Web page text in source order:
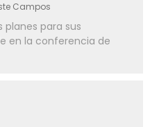
Campos
planes para sus
en la conferencia de